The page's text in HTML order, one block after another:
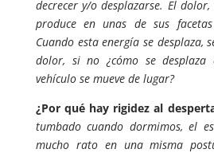
decrecer y/o desplazarse. El
produce en unas de sus
Cuando esta energía se desplaza,
dolor, si no ¿cómo se
vehículo se mueve de lugar?
¿Por qué hay rigidez al
tumbado cuando dormimos, el
mucho rato en una misma